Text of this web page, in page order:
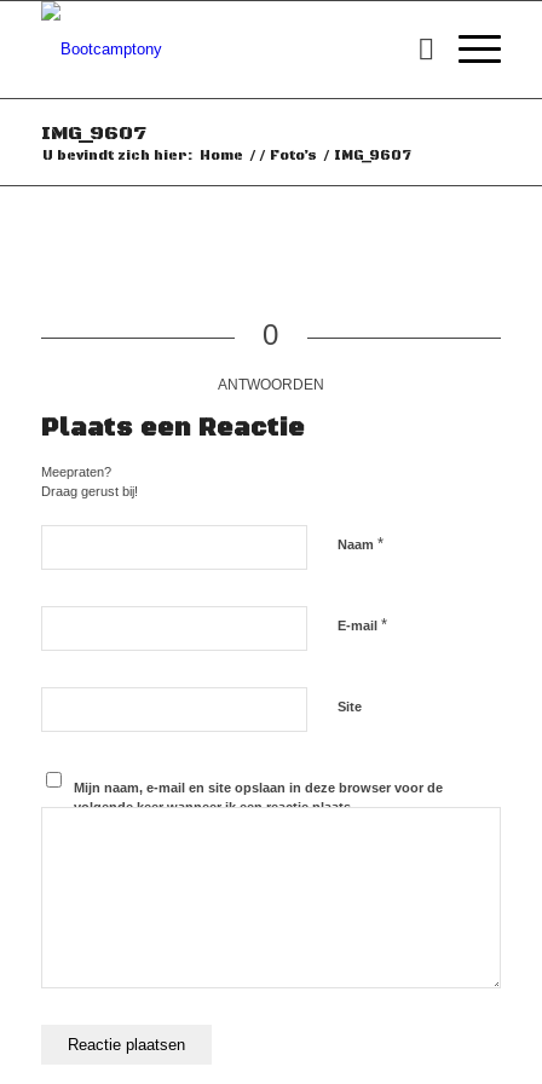
IMG_9607
U bevindt zich hier: Home / / Foto’s / IMG_9607
0
ANTWOORDEN
Plaats een Reactie
Meepraten?
Draag gerust bij!
Naam *
E-mail *
Site
Mijn naam, e-mail en site opslaan in deze browser voor de
volgende keer wanneer ik een reactie plaats.